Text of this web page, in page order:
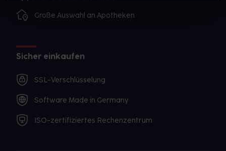
Große Auswahl an Apotheken
Sicher einkaufen
SSL-Verschlüsselung
Software Made in Germany
ISO-zertifiziertes Rechenzentrum